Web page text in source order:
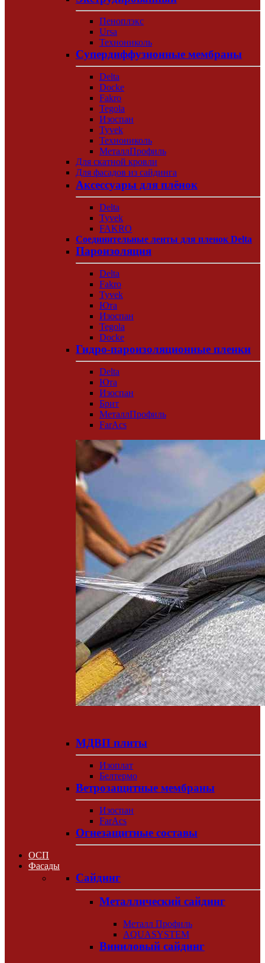
Пеноплэкс
Ursa
Технониколь
Супердиффузионные мембраны
Delta
Docke
Fakro
Tegola
Изоспан
Tyvek
Технониколь
МеталлПрофиль
Для скатной кровли
Для фасадов из сайдинга
Аксессуары для плёнок
Delta
Tyvek
FAKRO
Соединительные ленты для пленок Delta
Пароизоляция
Delta
Fakro
Tyvek
Юта
Изоспан
Tegola
Docke
Гидро-пароизоляционные пленки
Delta
Юта
Изоспан
Брит
МеталлПрофиль
FarAcs
МДВП плиты
Изоплат
Белтермо
Ветрозащитные мембраны
Изоспан
FarAcs
Огнезащитные составы
ОСП
Фасады
Сайдинг
Металлический сайдинг
Металл Профиль
AQUASYSTEM
Виниловый сайдинг